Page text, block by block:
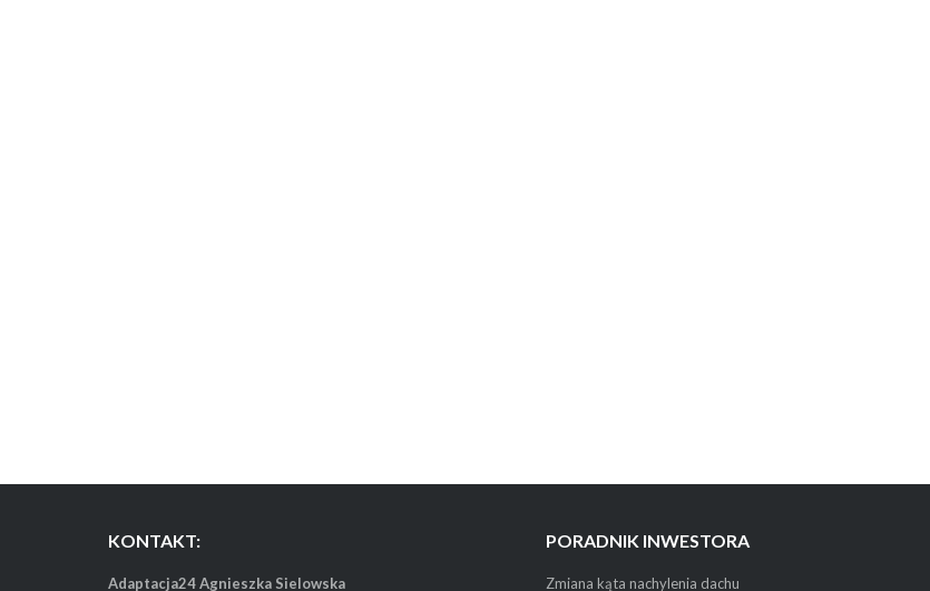
KONTAKT:
Adaptacja24 Agnieszka Sielowska
PORADNIK INWESTORA
Zmiana kąta nachylenia dachu